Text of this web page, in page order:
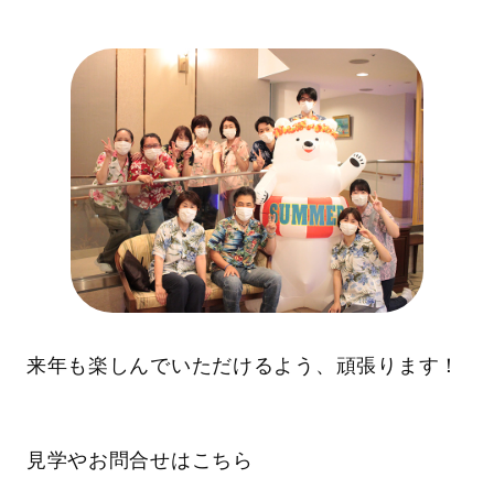
来年も楽しんでいただけるよう、頑張ります！
見学やお問合せはこちら